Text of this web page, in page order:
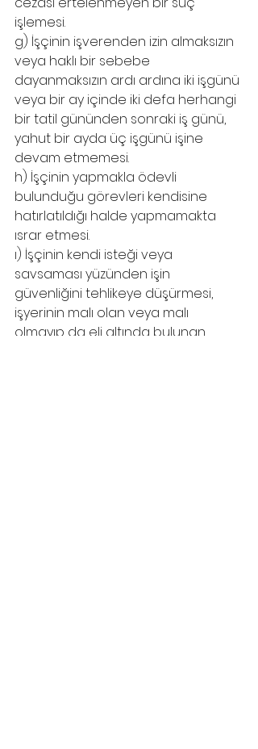
işlemesi.
g) İşçinin işverenden izin almaksızın
veya haklı bir sebebe
dayanmaksızın ardı ardına iki işgünü
veya bir ay içinde iki defa herhangi
bir tatil gününden sonraki iş günü,
yahut bir ayda üç işgünü işine
devam etmemesi.
h) İşçinin yapmakla ödevli
bulunduğu görevleri kendisine
hatırlatıldığı halde yapmamakta
ısrar etmesi.
ı) İşçinin kendi isteği veya
savsaması yüzünden işin
güvenliğini tehlikeye düşürmesi,
işyerinin malı olan veya malı
olmayıp da eli altında bulunan